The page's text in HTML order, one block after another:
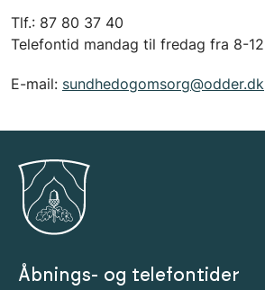
Tlf.: 87 80 37 40
Telefontid mandag til fredag fra 8-12
E-mail: sundhedogomsorg@odder.dk
Åbnings- og telefontider